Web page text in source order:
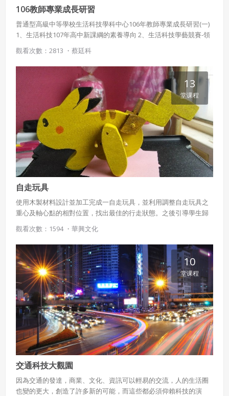
106教師專業成長研習
普通型高級中等學校生活科技學科中心106年教師專業成長研習(一)
1、生活科技107年高中新課綱的素養導向 2、生活科技學藝競賽-領
隊會議暨關鍵材料教學 3、教材資料小組成果發表專題 壹、依據
一、依據教育部普通高級中學生活科技學科中心106年年度工作計畫
辦理。 貳、目的 一、配合十二年國民基本教育理念與實施之課程，
增進學科教師因應十二年國民基本教師之教學專業能力。 二、鼓勵
教師研習進修，提昇生活科技科教師專業知能，增加教師對於教材
的熟悉度，發揮教學成效。 參、辦理單位 一、指導單位：教育部國
民及學前教育署、普通高級中學課程課務發展工作圈 二、承辦單
位：生活科技科學科中心學校－新北市立板橋高級中學 三、協辦單
位：國立臺中第二高級中學、國立鳳山高級中學、國立花蓮女子高
級中學 肆、辦理內容 一、參加對象：全國公私立高中職及完全中學
生活科技教師，四區共160人。 二、研習日期與地點： 南區
106.4.18 週二（國立鳳山高級中學） 中區106.04.25 週二(臺中市立
臺中第二高級中學) 北區 106.05.02週二（新北市立板橋高級中學）
東區106.05.09 週二（國立花蓮女子高級中學）
觀看次數：2813 ・ 蔡廷科
13
堂课程
自走玩具
使用木製材料設計並加工完成一自走玩具，並利用調整自走玩具之
重心及軸心點的相對位置，找出最佳的行走狀態。之後引導學生歸
納出影響自走玩具行走的各項因素，一一克服後，把自走玩具調校
到最佳狀況。
觀看次數：1594 ・ 華興文化
10
堂课程
交通科技大觀園
因為交通的發達，商業、文化、資訊可以輕易的交流，人的生活圈
也變的更大，創造了許多新的可能，而這些都必須仰賴科技的演